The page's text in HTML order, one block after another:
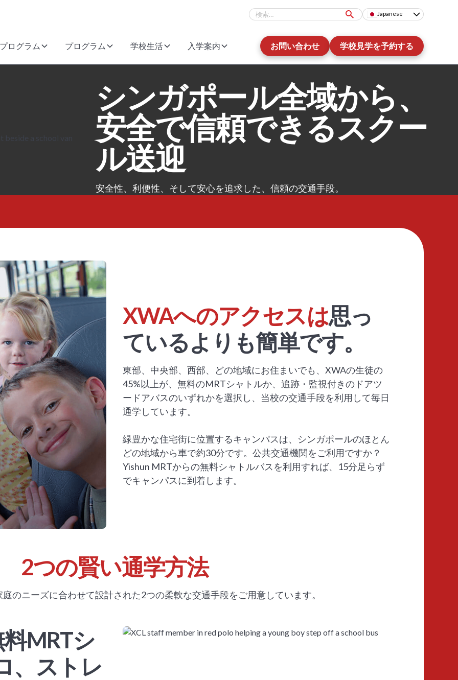
Japanese
ログラム プログラム 学校生活 入学案内 お問い合わせ 学校見学を予約する
シンガポール全域から、
安全で信頼できるスクー
ル送迎
安全性、利便性、そして安心を追求した、信頼の交通手段。
XWAへのアクセスは思っ
ているよりも簡単です。
東部、中央部、西部、どの地域にお住まいでも、XWAの生徒の
45%以上が、無料のMRTシャトルか、追跡・監視付きのドアツ
ードアバスのいずれかを選択し、当校の交通手段を利用して毎日
通学しています。
緑豊かな住宅街に位置するキャンパスは、シンガポールのほとん
どの地域から車で約30分です。公共交通機関をご利用ですか？
Yishun MRTからの無料シャトルバスを利用すれば、15分足らず
でキャンパスに到着します。
2つの賢い通学方法
のニーズに合わせて設計された2つの柔軟な交通手段をご用意しています。
MRTシ
、ストレ